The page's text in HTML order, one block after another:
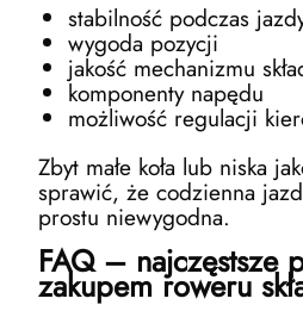
stabilność podczas
wygoda pozycji
jakość mechanizmu
komponenty napędu
możliwość regulacji
Zbyt małe koła lub niska
sprawić, że codzienna
prostu niewygodna.
FAQ – najczęstsze
zakupem roweru